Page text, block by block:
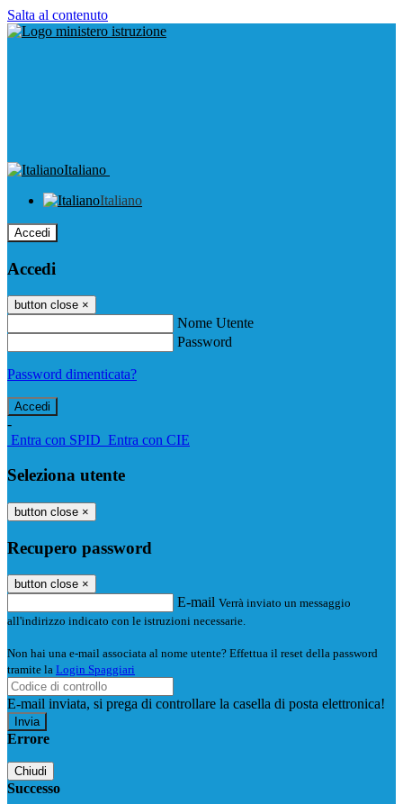
Salta al contenuto
Italiano
Italiano
Accedi
Accedi
button close ×
Nome Utente
Password
Password dimenticata?
-
Entra con SPID Entra con CIE
Seleziona utente
button close ×
Recupero password
button close ×
E-mail Verrà inviato un messaggio
all'indirizzo indicato con le istruzioni necessarie.
Non hai una e-mail associata al nome utente? Effettua il reset della password
tramite la Login Spaggiari
E-mail inviata, si prega di controllare la casella di posta elettronica!
Errore
Chiudi
Successo